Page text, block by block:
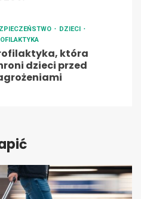
DZIECI
która
dzieci przed